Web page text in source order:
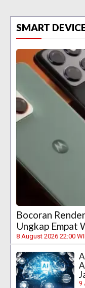
SMART
Bocoran
Ungkap Empat
8 August 2026 22:00
9